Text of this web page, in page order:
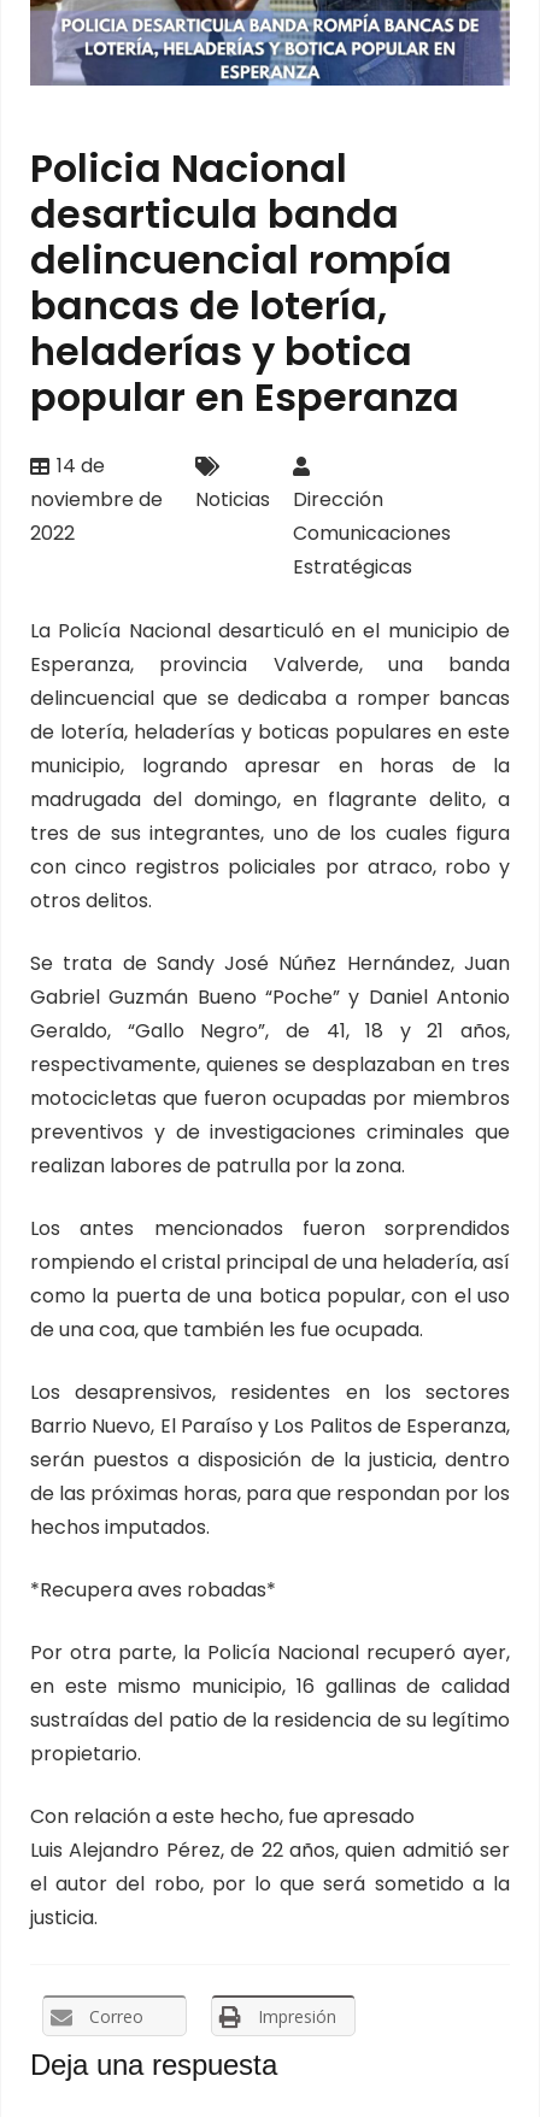
Policia Nacional
desarticula banda
delincuencial rompía
bancas de lotería,
heladerías y botica
popular en Esperanza
14 de
noviembre de
2022
Noticias
Dirección
Comunicaciones
Estratégicas
La Policía Nacional desarticuló en el municipio de
Esperanza, provincia Valverde, una banda
delincuencial que se dedicaba a romper bancas
de lotería, heladerías y boticas populares en este
municipio, logrando apresar en horas de la
madrugada del domingo, en flagrante delito, a
tres de sus integrantes, uno de los cuales figura
con cinco registros policiales por atraco, robo y
otros delitos.
Se trata de Sandy José Núñez Hernández, Juan
Gabriel Guzmán Bueno “Poche” y Daniel Antonio
Geraldo, “Gallo Negro”, de 41, 18 y 21 años,
respectivamente, quienes se desplazaban en tres
motocicletas que fueron ocupadas por miembros
preventivos y de investigaciones criminales que
realizan labores de patrulla por la zona.
Los antes mencionados fueron sorprendidos
rompiendo el cristal principal de una heladería, así
como la puerta de una botica popular, con el uso
de una coa, que también les fue ocupada.
Los desaprensivos, residentes en los sectores
Barrio Nuevo, El Paraíso y Los Palitos de Esperanza,
serán puestos a disposición de la justicia, dentro
de las próximas horas, para que respondan por los
hechos imputados.
*Recupera aves robadas*
Por otra parte, la Policía Nacional recuperó ayer,
en este mismo municipio, 16 gallinas de calidad
sustraídas del patio de la residencia de su legítimo
propietario.
Con relación a este hecho, fue apresado
Luis Alejandro Pérez, de 22 años, quien admitió ser
el autor del robo, por lo que será sometido a la
justicia.
Correo Impresión
Deja una respuesta